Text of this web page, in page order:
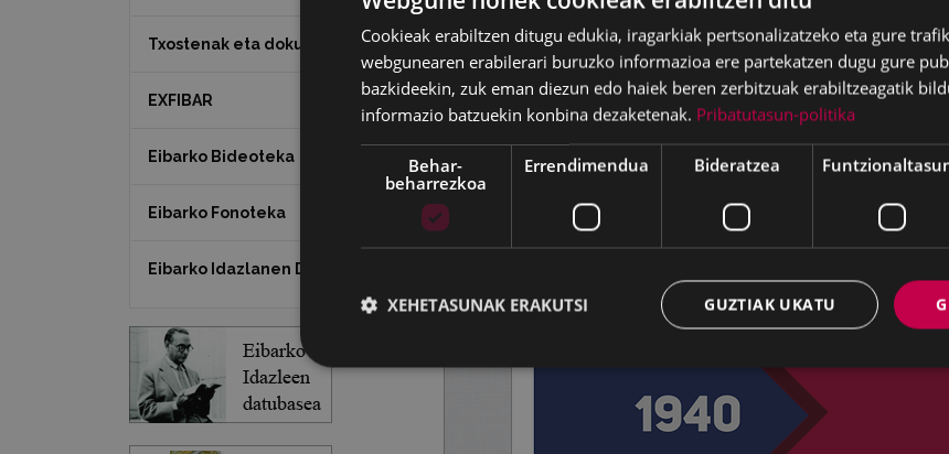
Txostenak eta dokumentuak
EXFIBAR
Eibarko Bideoteka
Eibarko Fonoteka
Eibarko Idazlanen Datu-basea
Cookieak erabiltzen ditugu edukia, iragarkiak pertsonalizatzeko eta gure
webgunearen erabilerari buruzko informazioa ere partekatzen dugu gure
bazkideekin, zuk eman diezun edo haiek beren zerbitzuak erabiltzeagatik
informazio batzuekin konbina dezaketenak. Pribatutasun-politika
Behar-
beharrezkoa
Errendimendua Bideratzea
GUZTIAK UKATU
XEHETASUNAK ERAKUTSI